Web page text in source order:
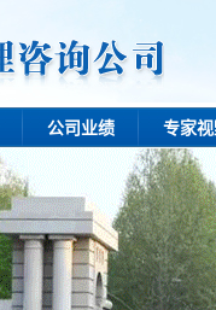
公司业绩 专家